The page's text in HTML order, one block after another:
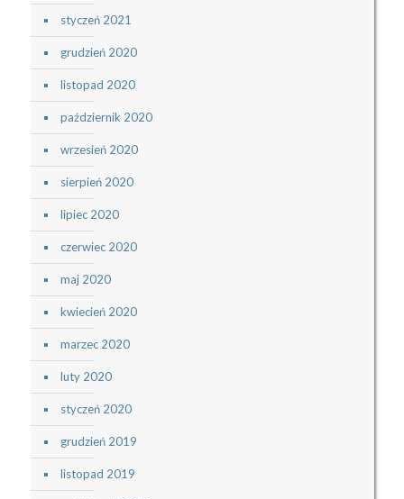
styczeń 2021
grudzień 2020
listopad 2020
październik 2020
wrzesień 2020
sierpień 2020
lipiec 2020
czerwiec 2020
maj 2020
kwiecień 2020
marzec 2020
luty 2020
styczeń 2020
grudzień 2019
listopad 2019